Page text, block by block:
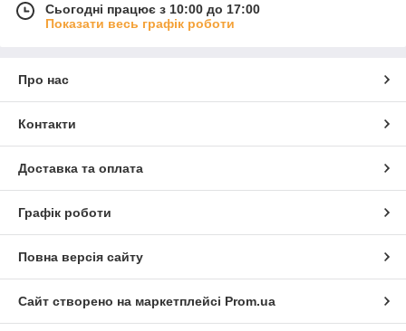
Сьогодні працює з 10:00 до 17:00
Показати весь графік роботи
Про нас
Контакти
Доставка та оплата
Графік роботи
Повна версія сайту
Сайт створено на маркетплейсі Prom.ua